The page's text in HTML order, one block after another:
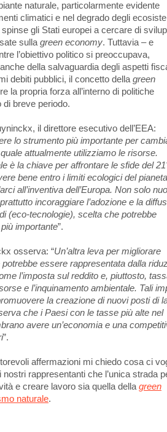
naturale, particolarmente evidente
climatici e nel degrado degli
gli Stati europei a cercare di
sulla green economy. Tuttavia – e
l’obiettivo politico si preoccupava,
della salvaguardia degli aspetti
debiti pubblici, il concetto della green
la propria forza all’interno di politiche
breve periodo.
il direttore esecutivo dell’EEA:
lo strumento più importante per
attualmente utilizziamo le risorse.
è la chiave per affrontare le sfide del
bene entro i limiti ecologici del pianeta
all’inventiva dell’Europa. Non solo
incoraggiare l’adozione e la
(eco-tecnologie), scelta che potrebbe
importante”.
osserva: “Un’altra leva per migliorare
potrebbe essere rappresentata dalla
l’imposta sul reddito e, piuttosto,
e l’inquinamento ambientale. Tali
la creazione di nuovi posti di
che i Paesi con le tasse più alte nel
avere un’economia e una
”.
affermazioni mi chiedo cosa ci
rappresentanti che l’unica strada
e creare lavoro sia quella della green
naturale.